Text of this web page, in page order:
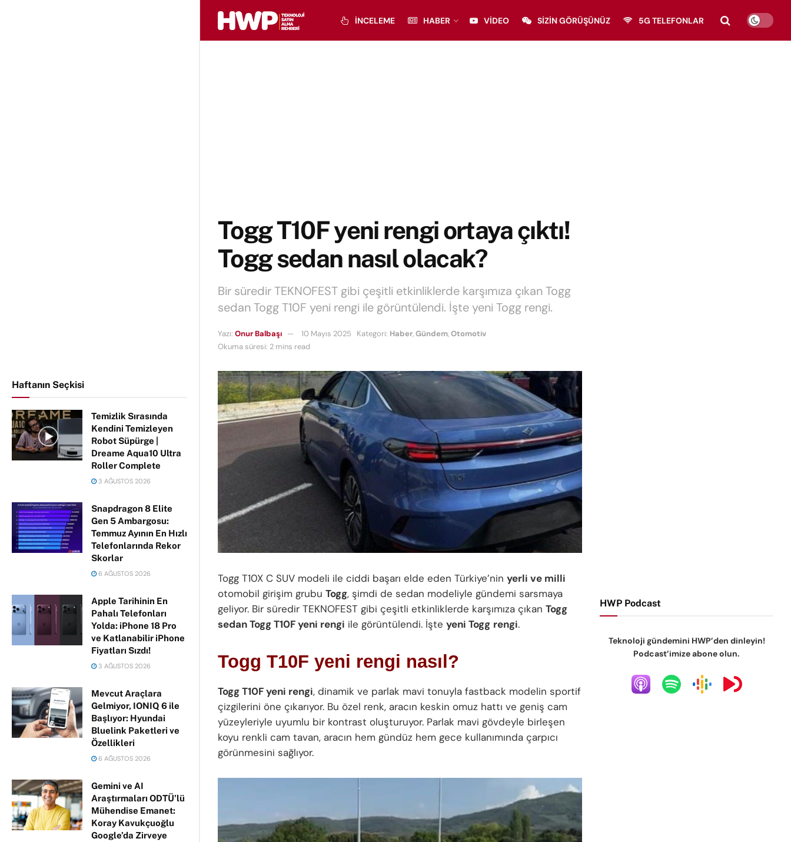
Haftanın Seçkisi
Temizlik Sırasında
Kendini Temizleyen
Robot Süpürge |
Dreame Aqua10 Ultra
Roller Complete
3 AĞUSTOS 2026
Snapdragon 8 Elite
Gen 5 Ambargosu:
Temmuz Ayının En Hızlı
Telefonlarında Rekor
Skorlar
6 AĞUSTOS 2026
Apple Tarihinin En
Pahalı Telefonları
Yolda: iPhone 18 Pro
ve Katlanabilir iPhone
Fiyatları Sızdı!
3 AĞUSTOS 2026
Mevcut Araçlara
Gelmiyor, IONIQ 6 ile
Başlıyor: Hyundai
Bluelink Paketleri ve
Özellikleri
6 AĞUSTOS 2026
Gemini ve AI
Araştırmaları ODTÜ’lü
Mühendise Emanet:
Koray Kavukçuoğlu
Google’da Zirveye
İNCELEME HABER VIDEO SIZIN GÖRÜŞÜNÜZ 5G TELEFONLAR
Togg T10F yeni rengi ortaya çıktı!
Togg sedan nasıl olacak?
Bir süredir TEKNOFEST gibi çeşitli etkinliklerde karşımıza çıkan Togg
sedan Togg T10F yeni rengi ile görüntülendi. İşte yeni Togg rengi.
Yazı: Onur Balbaşı 10 Mayıs 2025 Kategori: Haber,Gündem,Otomotiv
Okuma süresi: 2 mins read
Togg T10X C SUV modeli ile ciddi başarı elde eden Türkiye’nin yerli ve milli
otomobil girişim grubu Togg, şimdi de sedan modeliyle gündemi sarsmaya
geliyor. Bir süredir TEKNOFEST gibi çeşitli etkinliklerde karşımıza çıkan Togg
sedan Togg T10F yeni rengi ile görüntülendi. İşte yeni Togg rengi.
Togg T10F yeni rengi nasıl?
Togg T10F yeni rengi, dinamik ve parlak mavi tonuyla fastback modelin sportif
çizgilerini öne çıkarıyor. Bu özel renk, aracın keskin omuz hattı ve geniş cam
yüzeyleriyle uyumlu bir kontrast oluşturuyor. Parlak mavi gövdeyle birleşen
koyu renkli cam tavan, aracın hem gündüz hem gece kullanımında çarpıcı
görünmesini sağlıyor.
HWP Podcast
Teknoloji gündemini HWP’den dinleyin!
Podcast’imize abone olun.